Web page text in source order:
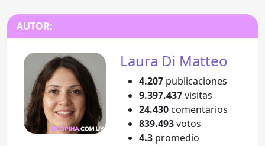
AUTOR:
Laura Di Matteo
4.207 publicaciones
9.397.437visitas
24.430 comentarios
839.493votos
4.3 promedio